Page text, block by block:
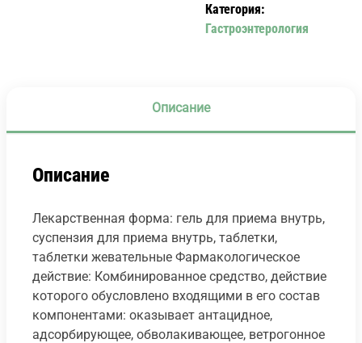
Категория:
Гастроэнтерология
Описание
Описание
Лекарственная форма: гель для приема внутрь,
суспензия для приема внутрь, таблетки,
таблетки жевательные Фармакологическое
действие: Комбинированное средство, действие
которого обусловлено входящими в его состав
компонентами: оказывает антацидное,
адсорбирующее, обволакивающее, ветрогонное